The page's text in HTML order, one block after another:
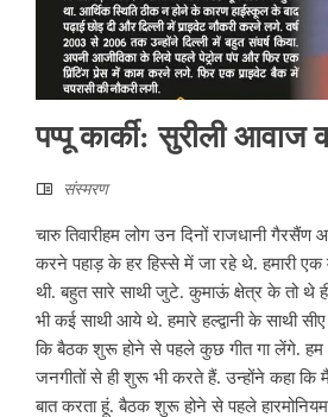
पप्पू कार्की: सुरीली आवाज
संस्मरण
चारु तिवारीहम लोग उन दिनों राजधानी
करने पहाड़ के हर हिस्से में जा रहे थे. हमारी एक
थी. बहुत सारे साथी जुटे. कुमाऊं क्षेत्र के तो थे
भी कई साथी आये थे. हमारे हल्द्वानी के साथी
कि बैठक शुरू होने से पहले कुछ गीत गा लेंगे. हम
जनगीतों से ही शुरू भी करते हैं. उन्होंने कहा
बात करता हूं. बैठक शुरू होने से पहले